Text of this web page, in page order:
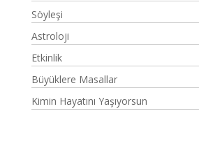
Söyleşi
Astroloji
Etkinlik
Büyüklere Masallar
Kimin Hayatını Yaşıyorsun